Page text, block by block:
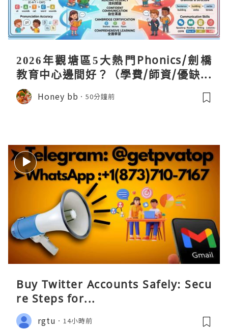
2026年觀塘區5大熱門Phonics/劍橋
教育中心邊間好？（學費/師資/優缺點
全攻略）
Honey bb 50分鐘前
Buy Twitter Accounts Safely: Secu
re Steps for...
rgtu 14小時前